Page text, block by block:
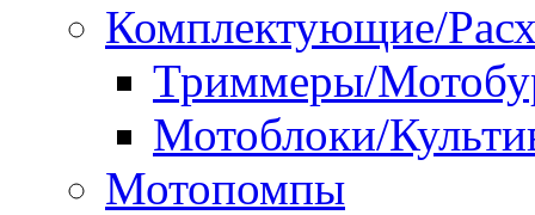
Комплектующие/
Триммеры/
Мотоблоки/
Мотопомпы